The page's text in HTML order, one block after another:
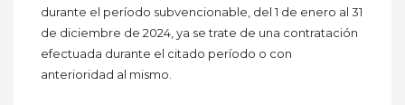
durante el período subvencionable, del 1 de enero al 31
de diciembre de 2024, ya se trate de una contratación
efectuada durante el citado período o con
anterioridad al mismo.